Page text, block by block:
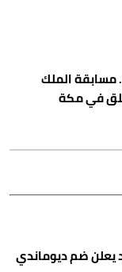
مسابقة الملك
في مكة
يعلن ضم ديوماندي